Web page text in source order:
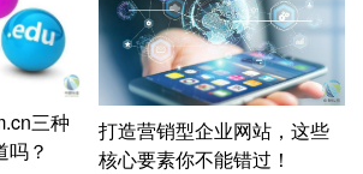
三种
吗？
打造营销型企业网站，这些
核心要素你不能错过！